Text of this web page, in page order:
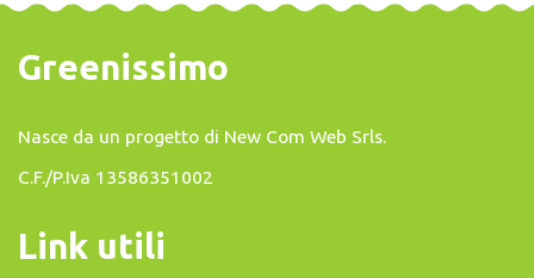
Greenissimo
Nasce da un progetto di New Com Web Srls.
C.F./P.Iva 13586351002
Link utili